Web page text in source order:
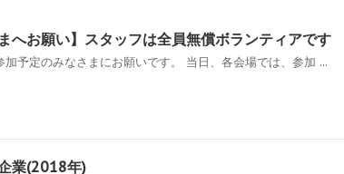
へお願い】スタッフは全員無償ボランティアです
予定のみなさまにお願いです。 当日、各会場では、参加 ...
業(2018年)